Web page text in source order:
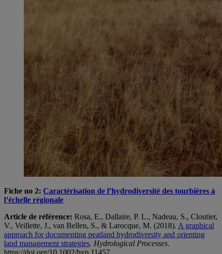
Fiche no 2: Caractérisation de l’hydrodiversité des tourbières à
l’échelle régionale
Article de référence: Rosa, E., Dallaire, P. L., Nadeau, S., Cloutier,
V., Veillette, J., van Bellen, S., & Larocque, M. (2018). A graphical
approach for documenting peatland hydrodiversity and orienting
land management strategies. Hydrological Processes.
https://doi.org/10.1002/hyp.11457